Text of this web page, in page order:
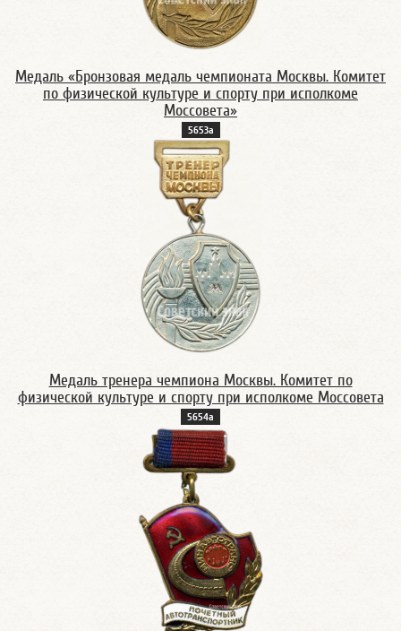
Медаль «Бронзовая медаль чемпионата Москвы. Комитет
по физической культуре и спорту при исполкоме
Моссовета»
5653а
Медаль тренера чемпиона Москвы. Комитет по
физической культуре и спорту при исполкоме Моссовета
5654а